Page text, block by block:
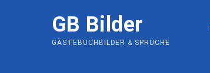
GB Bilder
GÄSTEBUCHBILDER & SPRÜCHE